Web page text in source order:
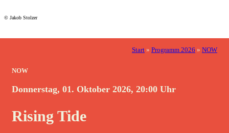
© Jakob Stolzer
Start » Programm 2026 » NOW
NOW
Donnerstag, 01. Oktober 2026, 20:00 Uhr
Rising Tide